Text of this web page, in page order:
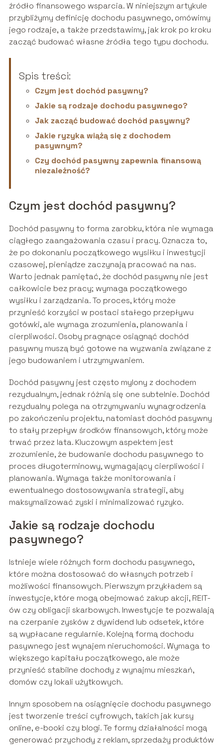
źródło finansowego wsparcia. W niniejszym artykule
przybliżymy definicję dochodu pasywnego, omówimy
jego rodzaje, a także przedstawimy, jak krok po kroku
zacząć budować własne źródła tego typu dochodu.
Spis treści:
Czym jest dochód pasywny?
Jakie są rodzaje dochodu pasywnego?
Jak zacząć budować dochód pasywny?
Jakie ryzyka wiążą się z dochodem
pasywnym?
Czy dochód pasywny zapewnia finansową
niezależność?
Czym jest dochód pasywny?
Dochód pasywny to forma zarobku, która nie wymaga
ciągłego zaangażowania czasu i pracy. Oznacza to,
że po dokonaniu początkowego wysiłku i inwestycji
czasowej, pieniądze zaczynają pracować na nas.
Warto jednak pamiętać, że dochód pasywny nie jest
całkowicie bez pracy; wymaga początkowego
wysiłku i zarządzania. To proces, który może
przynieść korzyści w postaci stałego przepływu
gotówki, ale wymaga zrozumienia, planowania i
cierpliwości. Osoby pragnące osiągnąć dochód
pasywny muszą być gotowe na wyzwania związane z
jego budowaniem i utrzymywaniem.
Dochód pasywny jest często mylony z dochodem
rezydualnym, jednak różnią się one subtelnie. Dochód
rezydualny polega na otrzymywaniu wynagrodzenia
po zakończeniu projektu, natomiast dochód pasywny
to stały przepływ środków finansowych, który może
trwać przez lata. Kluczowym aspektem jest
zrozumienie, że budowanie dochodu pasywnego to
proces długoterminowy, wymagający cierpliwości i
planowania. Wymaga także monitorowania i
ewentualnego dostosowywania strategii, aby
maksymalizować zyski i minimalizować ryzyko.
Jakie są rodzaje dochodu
pasywnego?
Istnieje wiele różnych form dochodu pasywnego,
które można dostosować do własnych potrzeb i
możliwości finansowych. Pierwszym przykładem są
inwestycje, które mogą obejmować zakup akcji, REIT-
ów czy obligacji skarbowych. Inwestycje te pozwalają
na czerpanie zysków z dywidend lub odsetek, które
są wypłacane regularnie. Kolejną formą dochodu
pasywnego jest wynajem nieruchomości. Wymaga to
większego kapitału początkowego, ale może
przynieść stabilne dochody z wynajmu mieszkań,
domów czy lokali użytkowych.
Innym sposobem na osiągnięcie dochodu pasywnego
jest tworzenie treści cyfrowych, takich jak kursy
online, e-booki czy blogi. Te formy działalności mogą
generować przychody z reklam, sprzedaży produktów